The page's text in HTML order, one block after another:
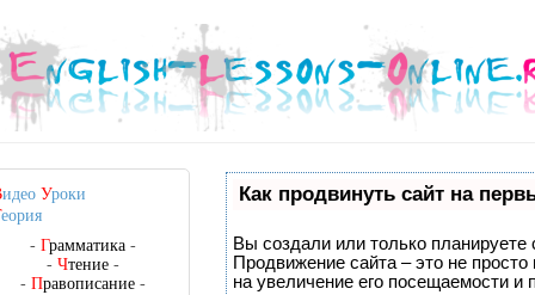
Как продвинуть сайт на
Вы создали или только планируете
Продвижение сайта – это не
на увеличение его посещаемости
идео Уроки
еория
- Грамматика -
- Чтение -
- Правописание -